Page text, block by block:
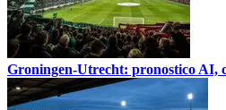
Groningen-Utrecht: pronostico AI,